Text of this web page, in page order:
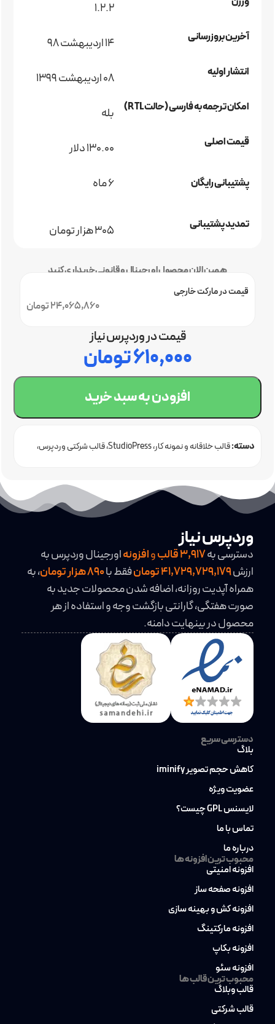
1.2.2
آخرین بروزرسانی ۱۴ اردیبهشت ۹۸
انتشار اولیه 08 اردیبهشت 1399
امکان ترجمه به فارسی (حالت RTL) بله
قیمت اصلی 130.00 دلار
پشتیبانی رایگان 6 ماه
تمدید پشتیبانی 305 هزار تومان
همین الان محصول اورجینال و قانونی خریداری کنید
24,065,860 تومان
قیمت در مارکت خارجی
قیمت در وردپرس نیاز
۶۱۰,۰۰۰تومان
افزودن به سبد خرید
دسته:قالب خلاقانه و نمونه کار StudioPress قالب شرکتی وردپرس
وردپرس نیاز
دسترسی به3,917قالبوافزونهاورجینال وردپرس به
ارزش41,729,729,179 تومان فقط با
، به
همراه آپدیت روزانه، اضافه شدن محصولات جدید به
صورت هفتگی، گارانتی بازگشت وجه و استفاده از هر
محصول در بینهایت دامنه.
دسترسی سریع
بلاگ
کاهش حجم تصویر iminify
عضویت ویژه
لایسنس GPL چیست؟
تماس با ما
درباره ما
محبوب ترین افزونه ها
افزونه امنیتی
افزونه صفحه ساز
افزونه کش و بهینه سازی
افزونه مارکتینگ
افزونه بکاپ
افزونه سئو
محبوب ترین قالب ها
قالب وبلاگ
قالب شرکتی